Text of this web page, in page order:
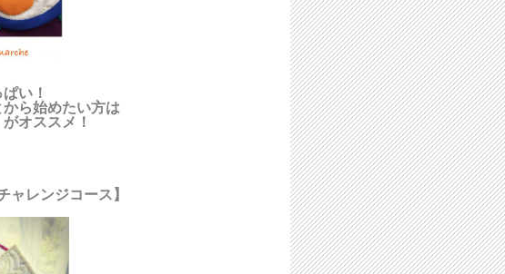
い！
ら始めたい方は
オススメ！
ャレンジコース】